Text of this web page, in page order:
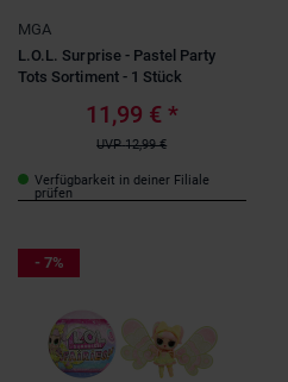
MGA
L.O.L. Surprise - Pastel Party
Tots Sortiment - 1 Stück
11,99 € *
UVP 12,99 €
Verfügbarkeit in deiner Filiale
prüfen
- 7%